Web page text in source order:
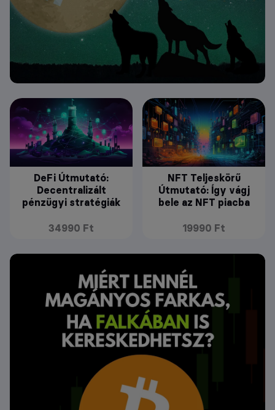
DeFi Útmutató:
Decentralizált
pénzügyi stratégiák
34990 Ft
NFT Teljeskörű
Útmutató: Így vágj
bele az NFT piacba
19990 Ft